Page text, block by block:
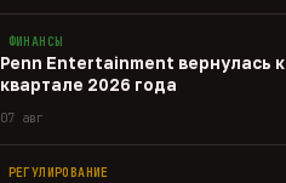
ФИНАНСЫ
Penn Entertainment вернулась
квартале 2026 года
07 авг
РЕГУЛИРОВАНИЕ